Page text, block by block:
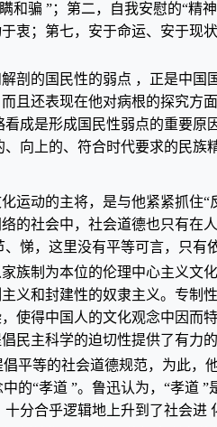
和骗 ”；第二，自我安慰的“精
衷；第七，安于命运、安于现
剖的国民性的弱点 ，正是中
且还表现在他对病根的探究
成是形成国民性弱点的重要
向上的、符合时代要求的民族
运动的主将，是与他紧紧抓住
的社会中，社会道德也只有
悌，这里没有平等可言，只
族制为本位的伦理中心主义文
义和封建性的奴隶主义。专
使得中国人的文化观念中因
民主科学的迫切性提供了有力的
平等的社会道德规范，为此
的“孝道 ”。鲁迅认为，“孝道
分合乎逻辑地上升到了社会进